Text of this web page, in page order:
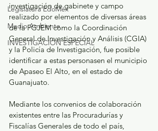
Legislatura EdoMéx
Medio Ambiente
INVESTIGACIÓN ESPECIAL
investigación de gabinete y campo
realizado por elementos de diversas áreas
de la FGJEM como la Coordinación
General de Investigación y Análisis (CGIA)
y la Policía de Investigación, fue posible
identificar a estas personasen el municipio
de Apaseo El Alto, en el estado de
Guanajuato.
Mediante los convenios de colaboración
existentes entre las Procuradurías y
Fiscalías Generales de todo el país,